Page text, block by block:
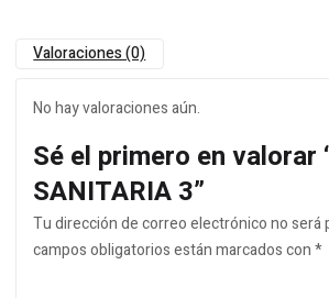
Valoraciones (0)
No hay valoraciones aún.
Sé el primero en valorar
SANITARIA 3”
Tu dirección de correo electrónico no será
campos obligatorios están marcados con*